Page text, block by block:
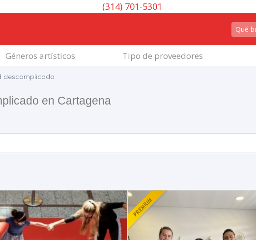
(314) 701-5301
Géneros artísticos Tipo de proveedores
descomplicado
en Cartagena